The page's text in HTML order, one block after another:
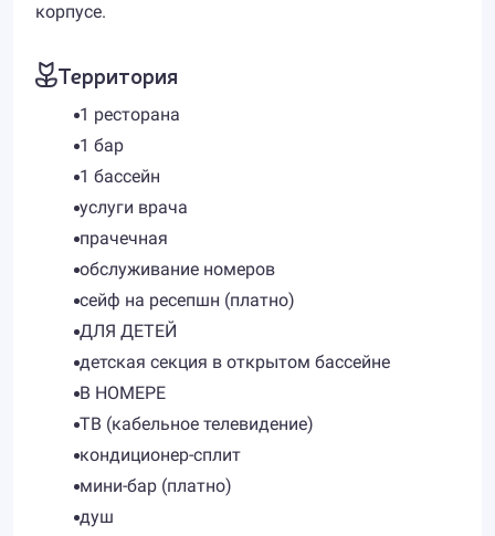
корпусе.
Территория
1 ресторана
1 бар
1 бассейн
услуги врача
прачечная
обслуживание номеров
сейф на ресепшн (платно)
ДЛЯ ДЕТЕЙ
детская секция в открытом бассейне
В НОМЕРЕ
ТВ (кабельное телевидение)
кондиционер-сплит
мини-бар (платно)
душ